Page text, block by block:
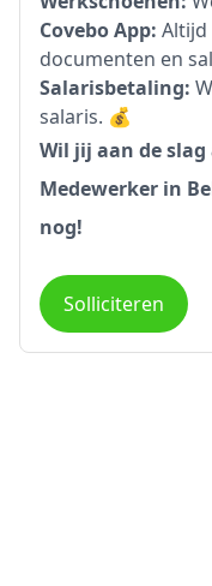
Covebo App: Altijd
documenten en
Salarisbetaling:
salaris. 💰
Wil jij aan de
Medewerker in
nog!
Solliciteren